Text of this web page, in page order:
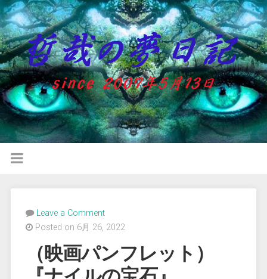
Leave a Comment
Posted on 6月 26, 2022
（映画パンフレット）